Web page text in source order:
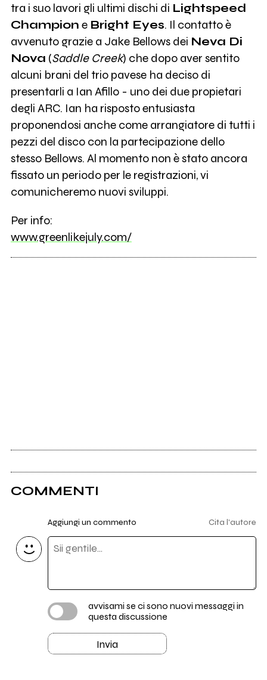
tra i suo lavori gli ultimi dischi di Lightspeed
Champion e Bright Eyes. Il contatto è
avvenuto grazie a Jake Bellows dei Neva Di
Nova (Saddle Creek) che dopo aver sentito
alcuni brani del trio pavese ha deciso di
presentarli a Ian Afillo - uno dei due propietari
degli ARC. Ian ha risposto entusiasta
proponendosi anche come arrangiatore di tutti i
pezzi del disco con la partecipazione dello
stesso Bellows. Al momento non è stato ancora
fissato un periodo per le registrazioni, vi
comunicheremo nuovi sviluppi.
Per info:
www.greenlikejuly.com/
COMMENTI
Aggiungi un commento Cita l'autore
avvisami se ci sono nuovi messaggi in
questa discussione
Invia